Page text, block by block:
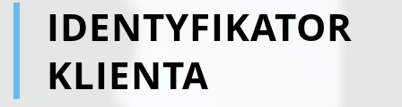
IDENTYFIKATOR
KLIENTA